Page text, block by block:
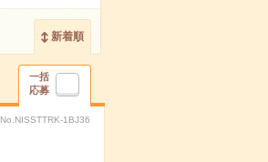
新着順
一括
応募
No.NISSTTRK-1BJ36